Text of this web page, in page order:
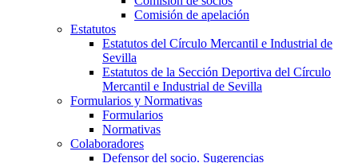
Comisión de apelación
Estatutos
Estatutos del Círculo Mercantil e Industrial de
Sevilla
Estatutos de la Sección Deportiva del Círculo
Mercantil e Industrial de Sevilla
Formularios y Normativas
Formularios
Normativas
Colaboradores
Defensor del socio. Sugerencias